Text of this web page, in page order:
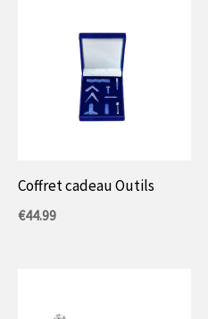
Coffret cadeau Outils
€44.99